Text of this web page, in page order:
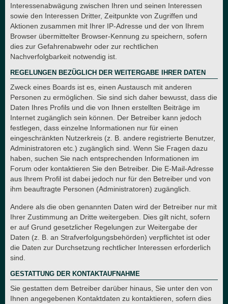
Interessenabwägung zwischen Ihren und seinen Interessen
sowie den Interessen Dritter, Zeitpunkte von Zugriffen und
Aktionen zusammen mit Ihrer IP-Adresse und der von Ihrem
Browser übermittelter Browser-Kennung zu speichern, sofern
dies zur Gefahrenabwehr oder zur rechtlichen
Nachverfolgbarkeit notwendig ist.
REGELUNGEN BEZÜGLICH DER WEITERGABE IHRER DATEN
Zweck eines Boards ist es, einen Austausch mit anderen
Personen zu ermöglichen. Sie sind sich daher bewusst, dass die
Daten Ihres Profils und die von Ihnen erstellten Beiträge im
Internet zugänglich sein können. Der Betreiber kann jedoch
festlegen, dass einzelne Informationen nur für einen
eingeschränkten Nutzerkreis (z. B. andere registrierte Benutzer,
Administratoren etc.) zugänglich sind. Wenn Sie Fragen dazu
haben, suchen Sie nach entsprechenden Informationen im
Forum oder kontaktieren Sie den Betreiber. Die E-Mail-Adresse
aus Ihrem Profil ist dabei jedoch nur für den Betreiber und von
ihm beauftragte Personen (Administratoren) zugänglich.
Andere als die oben genannten Daten wird der Betreiber nur mit
Ihrer Zustimmung an Dritte weitergeben. Dies gilt nicht, sofern
er auf Grund gesetzlicher Regelungen zur Weitergabe der
Daten (z. B. an Strafverfolgungsbehörden) verpflichtet ist oder
die Daten zur Durchsetzung rechtlicher Interessen erforderlich
sind.
GESTATTUNG DER KONTAKTAUFNAHME
Sie gestatten dem Betreiber darüber hinaus, Sie unter den von
Ihnen angegebenen Kontaktdaten zu kontaktieren, sofern dies